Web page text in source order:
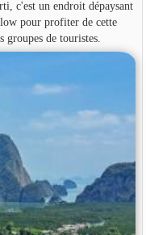
c'est un endroit dépaysant
pour profiter de cette
groupes de touristes.